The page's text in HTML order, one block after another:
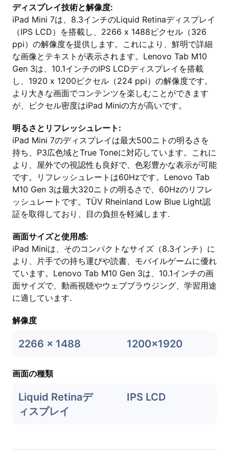
ディスプレイ技術と解像度:
iPad Mini 7は、8.3インチのLiquid Retinaディスプレイ
（IPS LCD）を搭載し、2266 x 1488ピクセル（326
ppi）の解像度を提供します。これにより、鮮明で詳細
な画像とテキストが表示されます。Lenovo Tab M10
Gen 3は、10.1インチのIPS LCDディスプレイを搭載
し、1920 x 1200ピクセル（224 ppi）の解像度です。
より大きな画面でコンテンツを楽しむことができます
が、ピクセル密度はiPad Miniの方が高いです。
明るさとリフレッシュレート:
iPad Mini 7のディスプレイは最大500ニトの明るさを
持ち、P3広色域とTrue Toneに対応しています。これに
より、屋外での視認性も良好で、色彩豊かな表示が可能
です。リフレッシュレートは60Hzです。Lenovo Tab
M10 Gen 3は最大320ニトの明るさで、60Hzのリフレ
ッシュレートです。TÜV Rheinland Low Blue Light認
証を取得しており、目の負担を軽減します.
画面サイズと使用感:
iPad Miniは、そのコンパクトなサイズ（8.3インチ）に
より、片手での持ち運びや読書、モバイルゲームに優れ
ています。Lenovo Tab M10 Gen 3は、10.1インチの画
面サイズで、動画視聴やウェブブラウジング、学習用途
に適しています.
解像度
2266 x 1488 1200x1920
画面の種類
Liquid Retinaデ
ィスプレイ
IPS LCD